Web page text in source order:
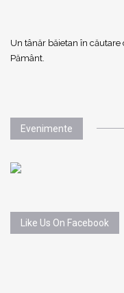
Un tânăr băietan în
Pământ.
Evenimente
Like Us On Facebook